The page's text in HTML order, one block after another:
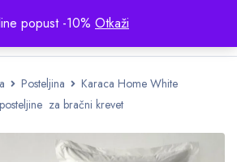
popust -10% Otkaži
Posteljina
Karaca Home White
za bračni krevet